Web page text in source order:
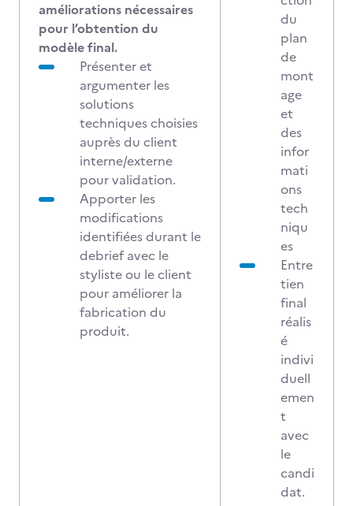
améliorations nécessaires
pour l’obtention du
modèle final.
Présenter et
argumenter les
solutions
techniques choisies
auprès du client
interne/externe
pour validation.
Apporter les
modifications
identifiées durant le
debrief avec le
styliste ou le client
pour améliorer la
fabrication du
produit.
du
plan
de
mont
age
et
des
infor
mati
ons
tech
niqu
es
Entre
tien
final
réalis
é
indivi
duell
emen
t
avec
le
candi
dat.